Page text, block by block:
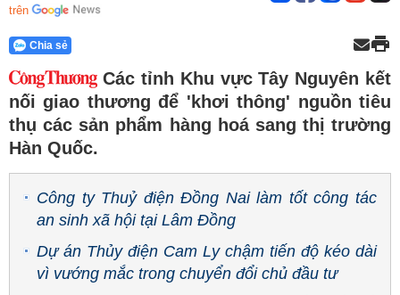
trên
Chia sẻ
Các tỉnh Khu vực Tây Nguyên kết
nối giao thương để 'khơi thông' nguồn tiêu
thụ các sản phẩm hàng hoá sang thị trường
Hàn Quốc.
Công ty Thuỷ điện Đồng Nai làm tốt công tác
an sinh xã hội tại Lâm Đồng
Dự án Thủy điện Cam Ly chậm tiến độ kéo dài
vì vướng mắc trong chuyển đổi chủ đầu tư